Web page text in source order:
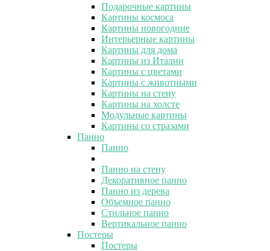
Подарочные картины
Картины космоса
Картины новогодние
Интерьерные картины
Картины для дома
Картины из Италии
Картины с цветами
Картины с животными
Картины на стену
Картины на холсте
Модульные картины
Картины со стразами
Панно
Панно
Панно на стену
Декоративное панно
Панно из дерева
Объемное панно
Стильное панно
Вертикальное панно
Постеры
Постеры